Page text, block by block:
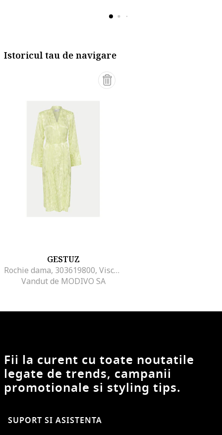
Istoricul tau de navigare
GESTUZ
Rochie dama, 303619800, Viscoza, Galben, Galben
Vandut de MODIVO SA
Fii la curent cu toate noutatile
legate de trends, campanii
promotionale si styling tips.
SUPORT SI ASISTENTA